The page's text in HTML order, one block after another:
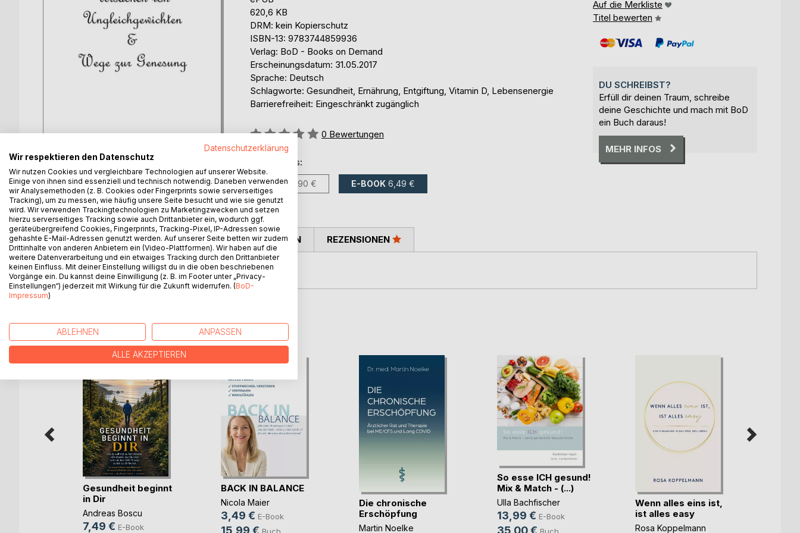
620,6 KB
DRM: kein Kopierschutz
ISBN-13: 9783744859936
Verlag: BoD - Books on Demand
Erscheinungsdatum: 31.05.2017
Sprache: Deutsch
Schlagworte: Gesundheit, Ernährung, Entgiftung, Vitamin D, Lebensenergie
Barrierefreiheit: Eingeschränkt zugänglich
Bewertung::
0%
0 Bewertungen
erhältlich als:
BUCH 9,90 € E-BOOK 6,49 €
Auf die Merkliste
Titel bewerten
DU SCHREIBST?
Erfüll dir deinen Traum, schreibe
deine Geschichte und mach mit BoD
ein Buch daraus!
MEHR INFOS
BESCHREIBUNG
Ratgeber rund um die Gesundheit + Einstellung !!!!
AUTOR/IN PRESSESTIMMEN REZENSIONEN
WEITERE TITEL BEIBoD
Gesundheit beginnt
in Dir
Andreas Boscu
7,49 € E-Book
BACK IN BALANCE
Nicola Maier
3,49 € E-Book
15,99 € Buch
Die chronische
Erschöpfung
Martin Noelke
So esse ICH gesund!
Mix & Match - (...)
Ulla Bachfischer
13,99 € E-Book
35,00 €
Wenn alles eins ist,
ist alles easy
Rosa Koppelmann
Datenschutzerklärung
Wir respektieren den Datenschutz
Wir nutzen Cookies und vergleichbare Technologien auf unserer Website.
Einige von ihnen sind essenziell und technisch notwendig. Daneben verwenden
wir Analysemethoden (z. B. Cookies oder Fingerprints sowie serverseitiges
Tracking), um zu messen, wie häufig unsere Seite besucht und wie sie genutzt
wird. Wir verwenden Trackingtechnologien zu Marketingzwecken und setzen
hierzu serverseitiges Tracking sowie auch Drittanbieter ein, wodurch ggf.
geräteübergreifend Cookies, Fingerprints, Tracking-Pixel, IP-Adressen sowie
gehashte E-Mail-Adressen genutzt werden. Auf unserer Seite betten wir zudem
Drittinhalte von anderen Anbietern ein (Video-Plattformen). Wir haben auf die
weitere Datenverarbeitung und ein etwaiges Tracking durch den Drittanbieter
keinen Einfluss. Mit deiner Einstellung willigst du in die oben beschriebenen
Vorgänge ein. Du kannst deine Einwilligung (z. B. im Footer unter „Privacy-
Einstellungen“) jederzeit mit Wirkung für die Zukunft widerrufen. (BoD-
Impressum)
ABLEHNEN ANPASSEN
ALLE AKZEPTIEREN